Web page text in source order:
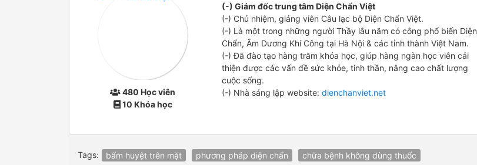
480 Học viên
10 Khóa học
(-) Giám đốc trung tâm Diện Chẩn Việt
(-) Chủ nhiệm, giảng viên Câu lạc bộ Diện Chẩn Việt.
(-) Là một trong những người Thầy lâu năm có công phổ biến Diện
Chẩn, Âm Dương Khí Công tại Hà Nội & các tỉnh thành Việt Nam.
(-) Đã đào tạo hàng trăm khóa học, giúp hàng ngàn học viên cải
thiện được các vấn đề sức khỏe, tinh thần, nâng cao chất lượng
cuộc sống.
(-) Nhà sáng lập website:dienchanviet.net
Tags: bấm huyệt trên mặt phương pháp diện chẩn chữa bệnh không dùng thuốc